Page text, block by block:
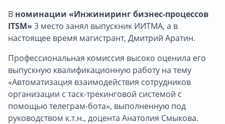
В номинации «Инжиниринг бизнес-процессов
ITSM» 3 место занял выпускник ИИТМА, а в
настоящее время магистрант, Дмитрий Аратин.
Профессиональная комиссия высоко оценила его
выпускную квалификационную работу на тему
«Автоматизация взаимодействия сотрудников
организации с таск-трекинговой системой с
помощью телеграм-бота», выполненную под
руководством к.т.н., доцента Анатолия Смыкова.